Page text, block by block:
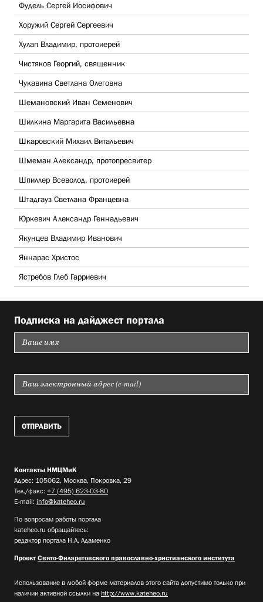
Фудель Сергей Иосифович
Хоружий Сергей Сергеевич
Хулап Владимир, протоиерей
Чистяков Георгий, священник
Чукавина Светлана Олеговна
Шемановский Иван Семенович
Шилкина Маргарита Васильевна
Шкаровский Михаил Витальевич
Шмеман Александр, протопресвитер
Шпиллер Всеволод, протоиерей
Штадгауз Светлана Францевна
Юркевич Александр Геннадьевич
Якунцев Владимир Иванович
Яннарас Христос
Ястребов Глеб Гарриевич
Подписка на дайджест портала
Контакты НМЦМиК
Адрес: 105062, Москва, Покровка, 29
Тел./факс: +7 (495) 623-03-80
E-mail: info@kateheo.ru
По вопросам работы портала
kateheo.ru обращайтесь:
редактор портала Н.А. Адаменко
Проект Свято-Филаретовского православно-христианского института
Использование в любой форме материалов этого сайта допустимо только при
наличии активной ссылки на http://www.kateheo.ru